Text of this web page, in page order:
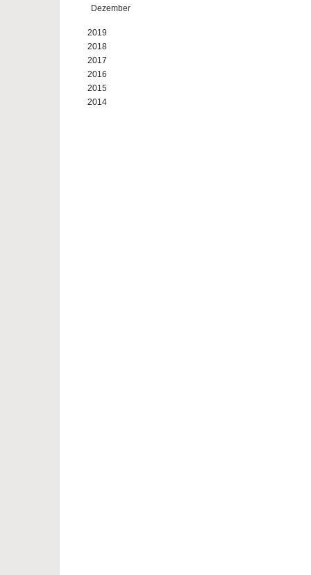
Dezember
2019
2018
2017
2016
2015
2014